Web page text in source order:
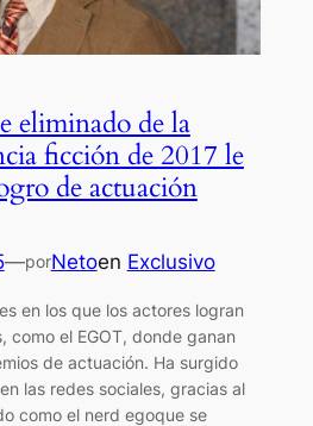
eliminado de la
ficción de 2017 le
de actuación
—porNetoen Exclusivo
en los que los actores logran
como el EGOT, donde ganan
de actuación. Ha surgido
las redes sociales, gracias al
como el nerd egoque se